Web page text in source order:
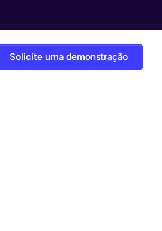
Solicite uma demonstração